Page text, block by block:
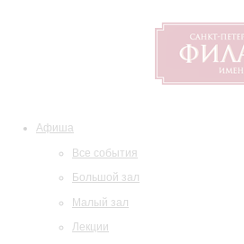
Афиша
Все события
Большой зал
Малый зал
Лекции